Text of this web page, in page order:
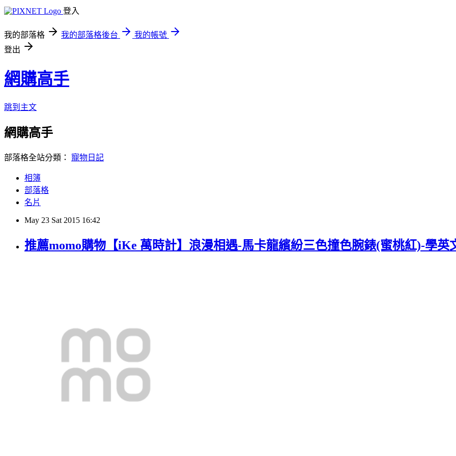
登入
我的部落格 我的部落格後台
我的帳號
登出
網購高手
跳到主文
網購高手
部落格全站分類： 寵物日記
相簿
部落格
名片
May 23 Sat 2015 16:42
推薦momo購物【iKe 萬時計】浪漫相遇-馬卡龍繽紛三色撞色腕錶(蜜桃紅)-學英